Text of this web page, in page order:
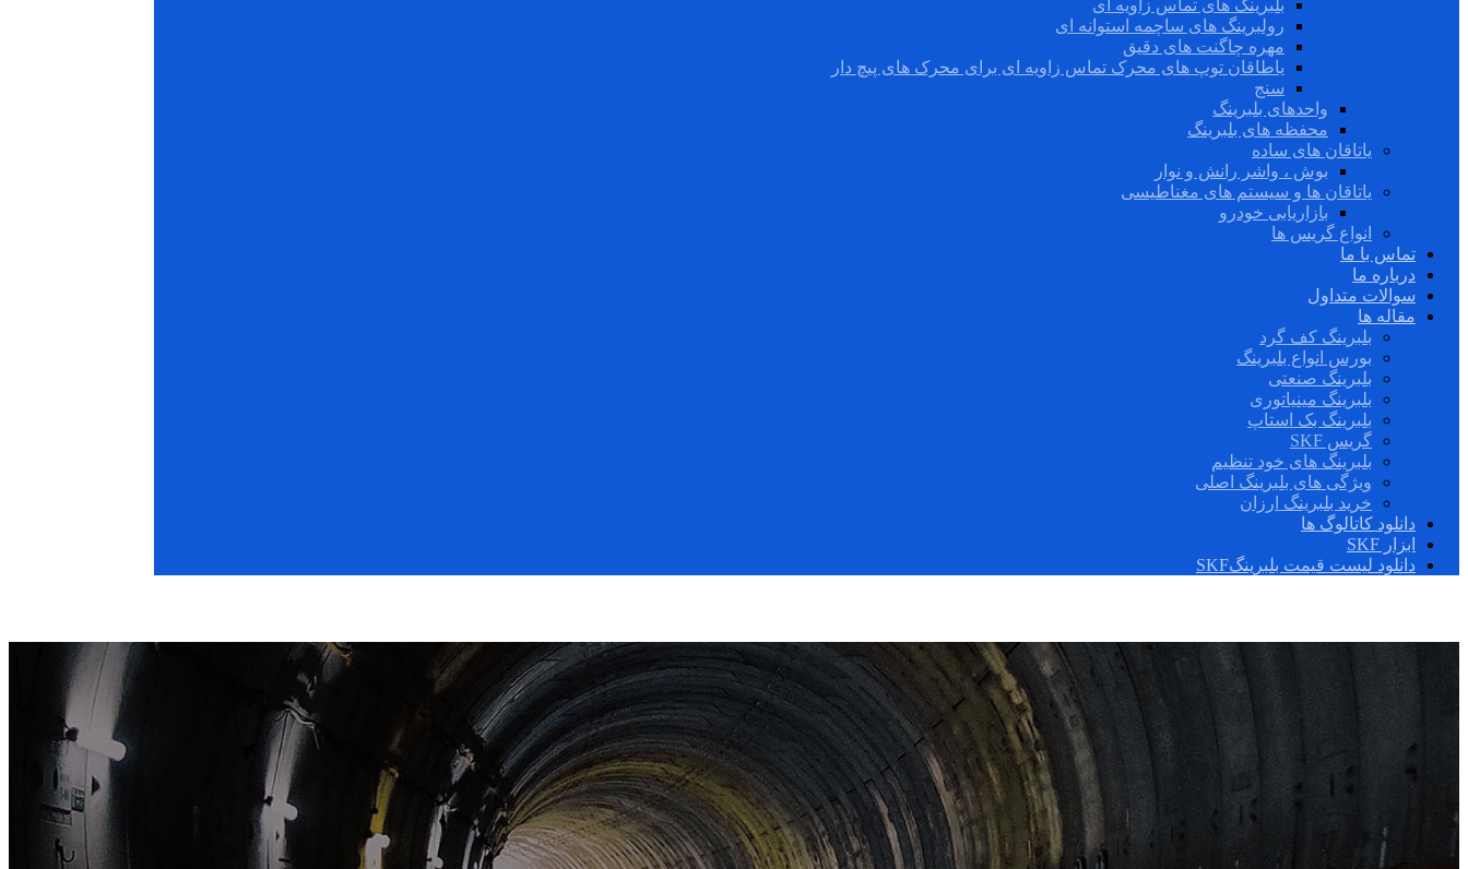
بلبرینگ های تماس زاویه ای
رولبرینگ های ساچمه استوانه ای
مهره چاگنت های دقیق
یاطاقان توپ های محرک تماس زاویه ای برای محرک های پیچ دار
سنج
واحدهای بلبرینگ
محفظه های بلبرینگ
یاتاقان های ساده
بوش ، واشر رانش و نوار
یاتاقان ها و سیستم های مغناطیسی
بازاریابی خودرو
انواع گریس ها
تماس با ما
درباره ما
سوالات متداول
مقاله ها
بلبرینگ کف گرد
بورس انواع بلبرینگ
بلبرینگ صنعتی
بلبرینگ مینیاتوری
بلبرینگ بک استاپ
گریس SKF
بلبرینگ های خود تنظیم
ویژگی های بلبرینگ اصلی
خرید بلبرینگ ارزان
دانلود کاتالوگ ها
ابزار SKF
دانلود لیست قیمت بلبرینگSKF